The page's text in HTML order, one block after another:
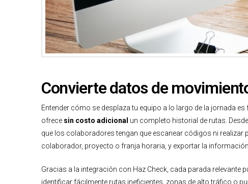
Convierte datos de
Entender cómo se desplaza tu equipo a lo largo de la jornada
ofrece sin costo adicional un completo historial de rutas.
que los colaboradores tengan que escanear códigos ni
colaborador, proyecto o franja horaria, y exportar la
Gracias a la integración con Haz Check, cada parada
identificar fácilmente rutas ineficientes, zonas de alto tráfico o